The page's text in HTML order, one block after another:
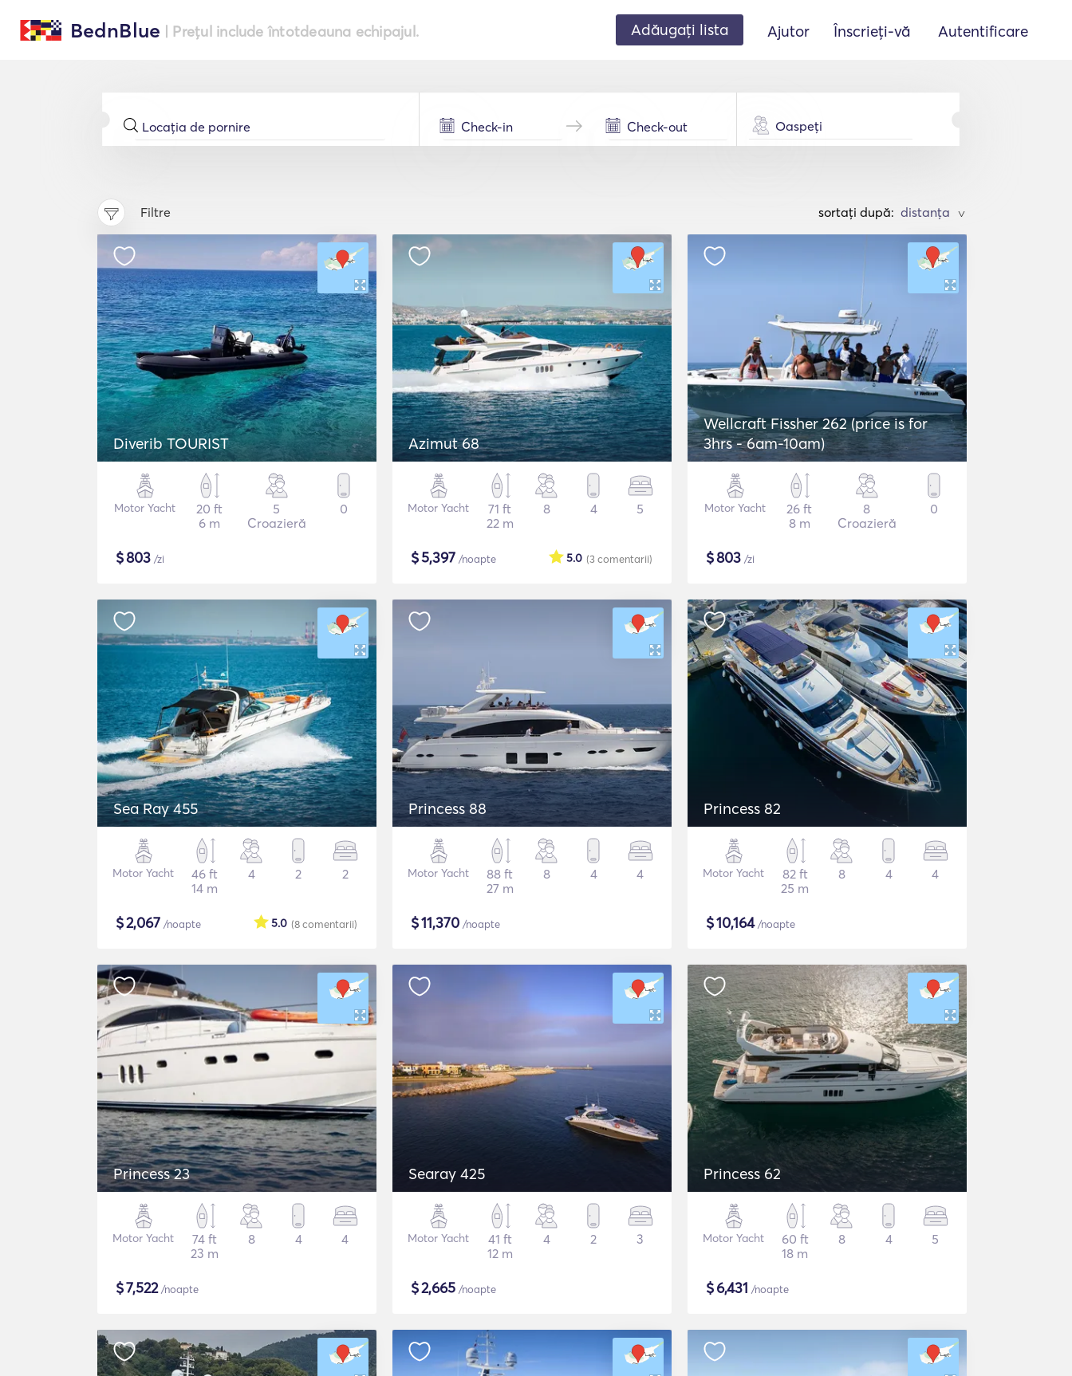
BednBlue | Prețul include întotdeauna echipajul. Adăugați lista Ajutor Înscrieți-vă Autentificare
Oaspeți
Filtre sortați după: >
Diverib TOURIST
Motor Yacht
20 ft
6 m
5
Croazieră
0
$803 /zi
Azimut 68
Motor Yacht
71 ft
22 m
8 4 5
$5,397 /noapte (3comentarii)
5.0
Wellcraft Fissher 262 (price is for
3hrs - 6am-10am)
Motor Yacht
26 ft
8 m
8
Croazieră
0
$803 /zi
Sea Ray 455
Motor Yacht
46 ft
14 m
4 2 2
$2,067 /noapte (8comentarii)
5.0
Princess 88
Motor Yacht
88 ft
27 m
8 4 4
$11,370 /noapte
Princess 82
Motor Yacht
82 ft
25 m
8 4 4
$10,164/noapte
Princess 23
Motor Yacht
74 ft
23 m
8 4 4
$7,522/noapte
Searay 425
Motor Yacht
41 ft
12 m
4 2 3
$2,665 /noapte
Princess 62
Motor Yacht
60 ft
18 m
8 4 5
$6,431 /noapte